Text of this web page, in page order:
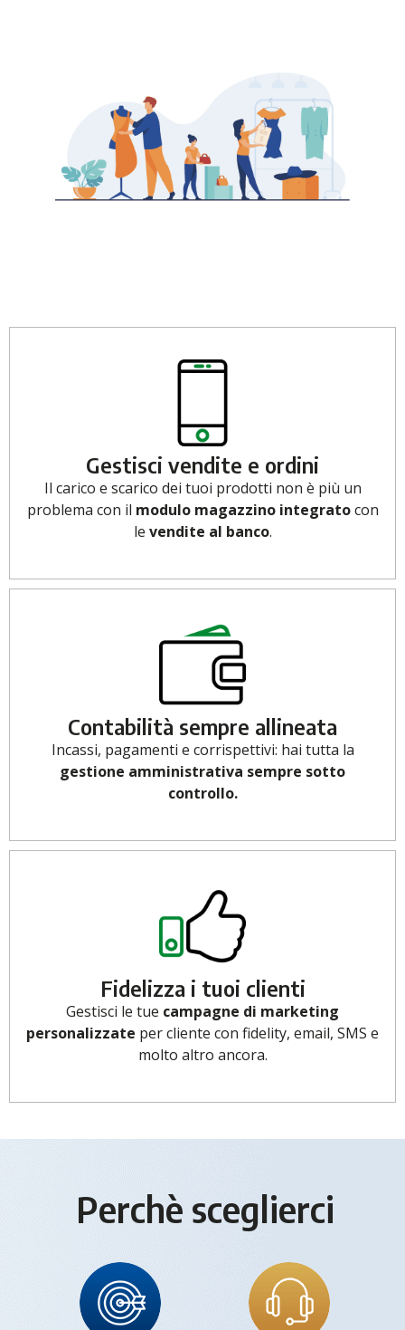
Gestisci vendite e ordini
Il carico e scarico dei tuoi prodotti non è più un
problema con il modulo magazzino integratocon
le vendite al banco.
Contabilità sempre allineata
Incassi, pagamenti e corrispettivi: hai tutta la
gestione amministrativa sempre sotto
controllo.
Fidelizza i tuoi clienti
Gestisci le tue campagne di marketing
personalizzate per cliente con fidelity, email, SMS e
molto altro ancora.
Perchè sceglierci